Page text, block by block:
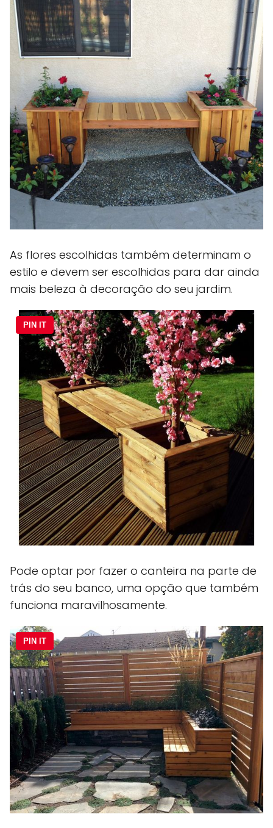
As flores escolhidas também determinam o
estilo e devem ser escolhidas para dar ainda
mais beleza à decoração do seu jardim.
PIN IT
Pode optar por fazer o canteira na parte de
trás do seu banco, uma opção que também
funciona maravilhosamente.
PIN IT